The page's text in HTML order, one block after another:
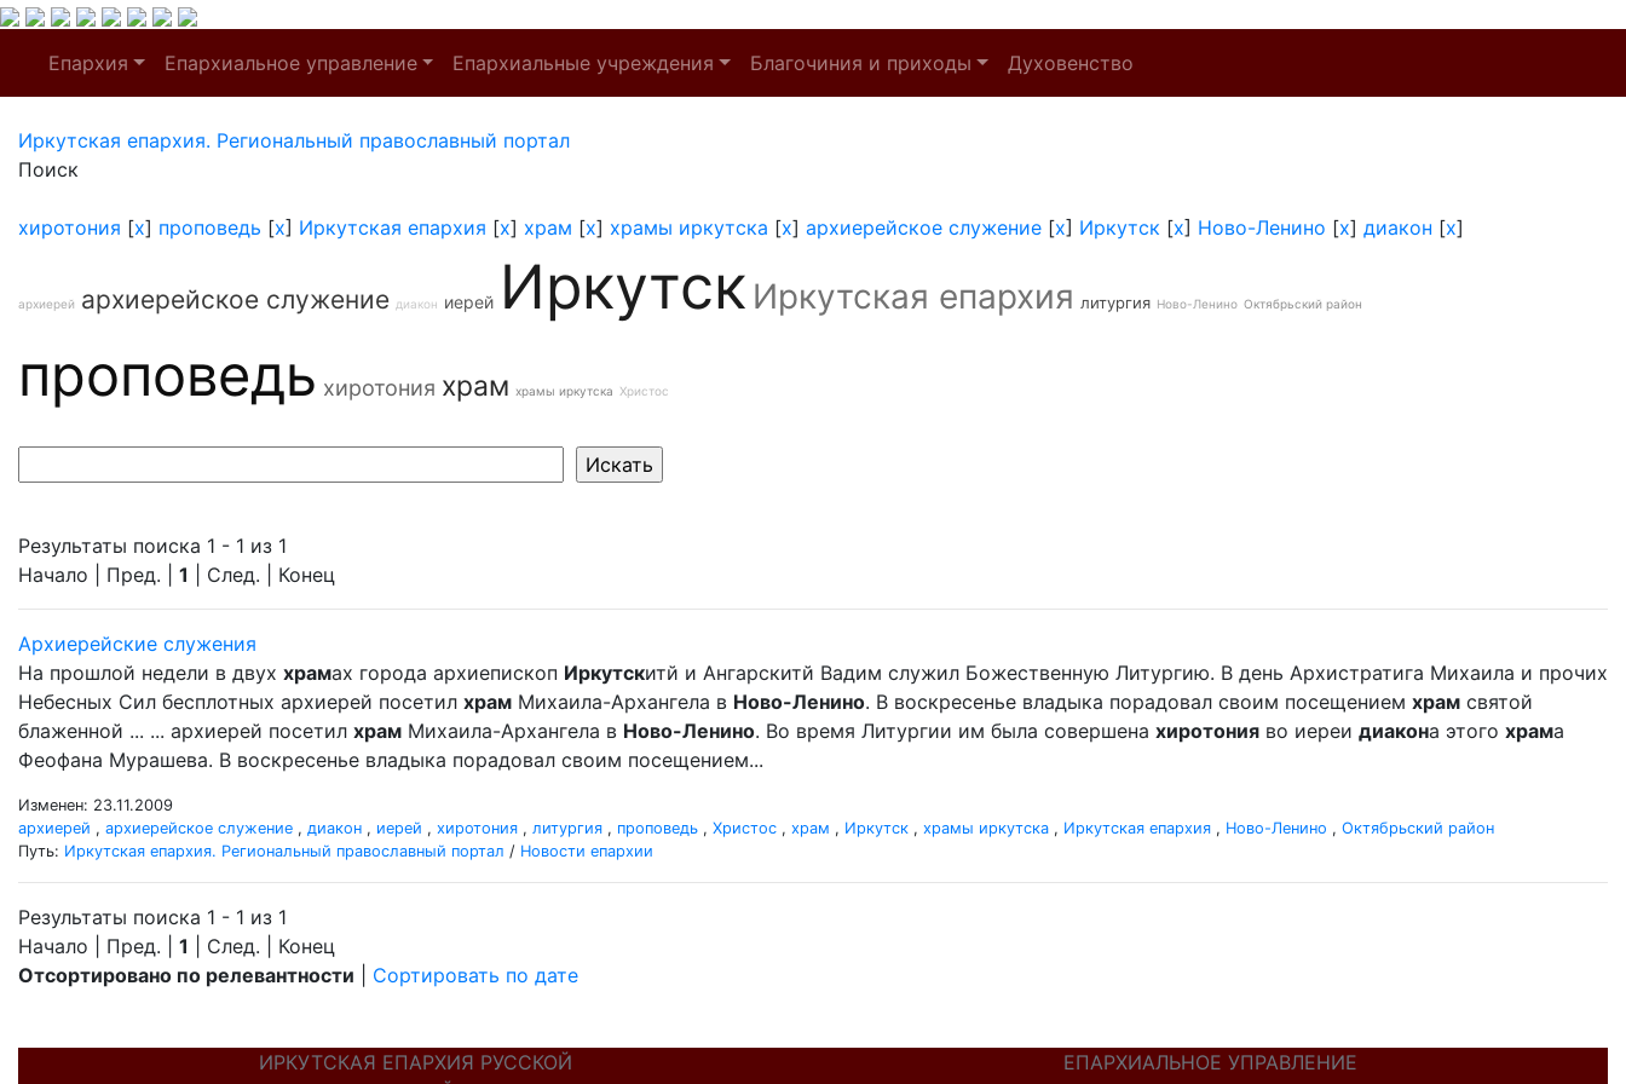
Епархия Епархиальное управление Епархиальные учреждения Благочиния и приходы Духовенство
Иркутская епархия. Региональный православный портал
Поиск
хиротония [x] проповедь [x] Иркутская епархия [x] храм [x] храмы иркутска [x] архиерейское служение [x] Иркутск [x] Ново-Ленино [x] диакон [x]
архиерей архиерейское служение диакон иерей Иркутск Иркутская епархия литургия Ново-Ленино Октябрьский район
проповедь хиротония храм храмы иркутска Христос
Результаты поиска 1 - 1 из 1
Начало | Пред. | 1 | След. | Конец
Архиерейские служения
На прошлой недели в двух храмах города архиепископ Иркутскитй и Ангарскитй Вадим служил Божественную Литургию. В день Архистратига Михаила и прочих
Небесных Сил бесплотных архиерей посетил храм Михаила-Архангела в Ново-Ленино. В воскресенье владыка порадовал своим посещением храм святой
блаженной ... ... архиерей посетил храм Михаила-Архангела в Ново-Ленино. Во время Литургии им была совершена хиротония во иереи диакона этого храма
Феофана Мурашева. В воскресенье владыка порадовал своим посещением...
Изменен: 23.11.2009
архиерей , архиерейское служение , диакон , иерей , хиротония , литургия , проповедь , Христос , храм , Иркутск , храмы иркутска , Иркутская епархия , Ново-Ленино , Октябрьский район
Путь: Иркутская епархия. Региональный православный портал / Новости епархии
Результаты поиска 1 - 1 из 1
Начало | Пред. | 1 | След. | Конец
Отсортировано по релевантности
Сортировать по дате
ИРКУТСКАЯ ЕПАРХИЯ РУССКОЙ
ЕПАРХИАЛЬНОЕ УПРАВЛЕНИЕ